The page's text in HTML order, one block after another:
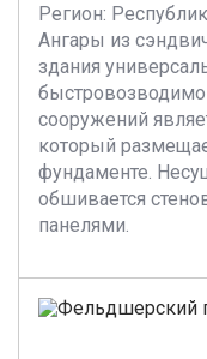
Регион:
Ангары из
здания
сооружений
который
фундаменте.
обшивается
панелями.